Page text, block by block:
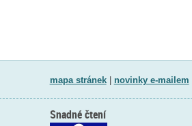
mapa stránek| novinky e-mailem
Snadné čtení